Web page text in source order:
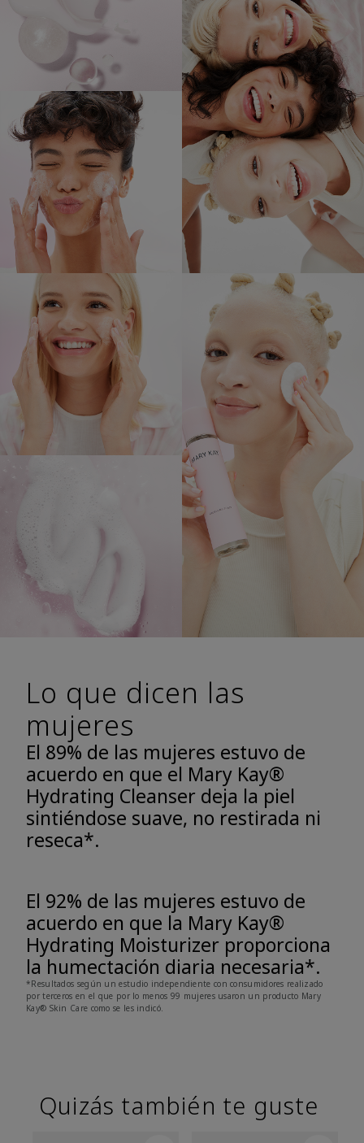
Lo que dicen las
mujeres
El 89% de las mujeres estuvo de
acuerdo en que el Mary Kay®
Hydrating Cleanser deja la piel
sintiéndose suave, no restirada ni
reseca*.
El 92% de las mujeres estuvo de
acuerdo en que la Mary Kay®
Hydrating Moisturizer proporciona
la humectación diaria necesaria*.
*Resultados según un estudio independiente con consumidores realizado
por terceros en el que por lo menos 99 mujeres usaron un producto Mary
Kay® Skin Care como se les indicó.
Quizás también te guste